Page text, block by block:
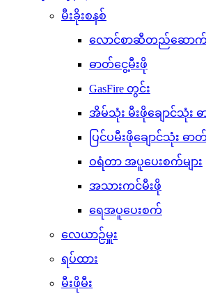
မီးခိုးစနစ်
လောင်စာဆီတည်ဆောက်
ဓာတ်ငွေ့မီးဖို
GasFire တွင်း
အိမ်သုံး မီးဖိုချောင်သုံး ဓ
ပြင်ပမီးဖိုချောင်သုံး ဓာ
ဝရံတာ အပူပေးစက်များ
အသားကင်မီးဖို
ရေအပူပေးစက်
လေယာဉ်မှူး
ရပ်ထား
မီးဖိုမီး